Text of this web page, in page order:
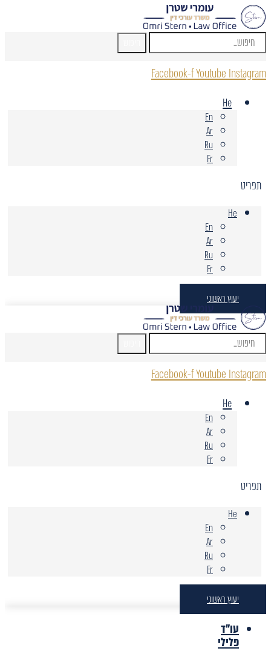
Facebook-fYoutube Instagram
He
En
Ar
Ru
Fr
תפריט
He
En
Ar
Ru
Fr
יעוץ ראשוני
Facebook-fYoutube Instagram
He
En
Ar
Ru
Fr
תפריט
He
En
Ar
Ru
Fr
יעוץ ראשוני
עו"ד
פלילי